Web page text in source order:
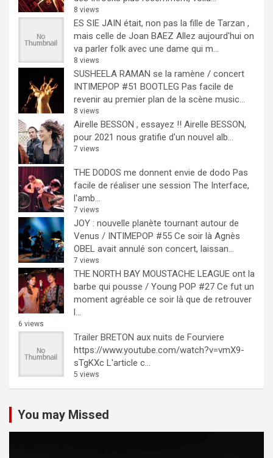
8 views
ES SIE JAIN était, non pas la fille de Tarzan ,
mais celle de Joan BAEZ Allez aujourd'hui on
va parler folk avec une dame qui m...
8 views
SUSHEELA RAMAN se la ramène / concert
INTIMEPOP #51 BOOTLEG Pas facile de
revenir au premier plan de la scène music...
8 views
Airelle BESSON , essayez !! Airelle BESSON,
pour 2021 nous gratifie d'un nouvel alb...
7 views
THE DODOS me donnent envie de dodo Pas
facile de réaliser une session The Interface,
l'amb...
7 views
JOY : nouvelle planète tournant autour de
Venus / INTIMEPOP #55 Ce soir là Agnès
OBEL avait annulé son concert, laissan...
7 views
THE NORTH BAY MOUSTACHE LEAGUE ont la
barbe qui pousse / Young POP #27 Ce fut un
moment agréable ce soir là que de retrouver
l...
6 views
Trailer BRETON aux nuits de Fourviere
https://www.youtube.com/watch?v=vmX9-
sTgKXc L'article c...
5 views
You may Missed